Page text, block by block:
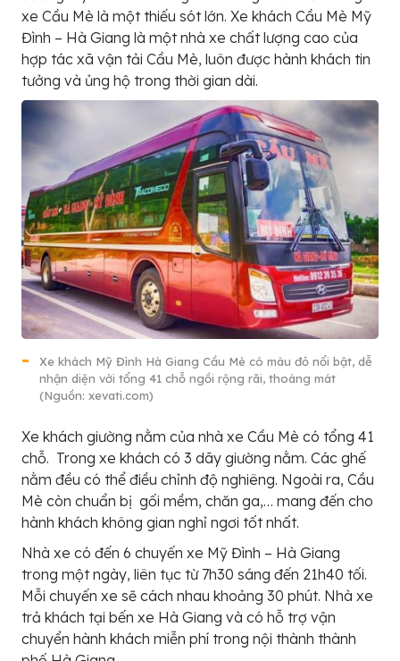
xe Cầu Mè là một thiếu sót lớn. Xe khách Cầu Mè Mỹ
Đình – Hà Giang là một nhà xe chất lượng cao của
hợp tác xã vận tải Cầu Mè, luôn được hành khách tin
tưởng và ủng hộ trong thời gian dài.
Xe khách Mỹ Đình Hà Giang Cầu Mè có màu đỏ nổi bật, dễ
nhận diện với tổng 41 chỗ ngồi rộng rãi, thoáng mát
(Nguồn: xevati.com)
Xe khách giường nằm của nhà xe Cầu Mè có tổng 41
chỗ. Trong xe khách có 3 dãy giường nằm. Các ghế
nằm đều có thể điều chỉnh độ nghiêng. Ngoài ra, Cầu
Mè còn chuẩn bị gối mềm, chăn ga,… mang đến cho
hành khách không gian nghỉ ngơi tốt nhất.
Nhà xe có đến 6 chuyến xe Mỹ Đình – Hà Giang
trong một ngày, liên tục từ 7h30 sáng đến 21h40 tối.
Mỗi chuyến xe sẽ cách nhau khoảng 30 phút. Nhà xe
trả khách tại bến xe Hà Giang và có hỗ trợ vận
chuyển hành khách miễn phí trong nội thành thành